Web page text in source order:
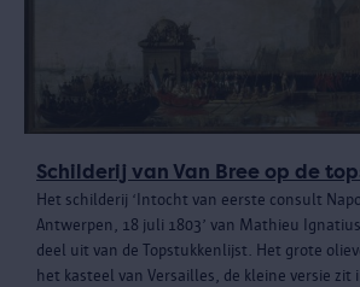
Schilderij van Van Bree op de
Het schilderij ‘Intocht van eerste consult
Antwerpen, 18 juli 1803’ van Mathieu
deel uit van de Topstukkenlijst. Het grote
het kasteel van Versailles, de kleine versie zit